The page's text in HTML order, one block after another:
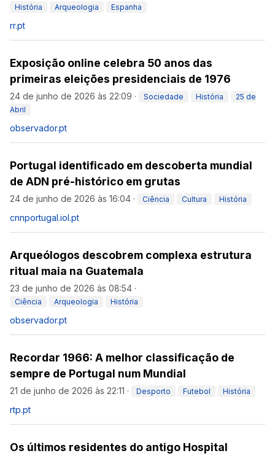
História Arqueologia Espanha
rr.pt
Exposição online celebra 50 anos das
primeiras eleições presidenciais de 1976
24 de junho de 2026 às 22:09 · Sociedade História
25 de
Abril
observador.pt
Portugal identificado em descoberta mundial
de ADN pré-histórico em grutas
24 de junho de 2026 às 16:04 · Ciência Cultura História
cnnportugal.iol.pt
Arqueólogos descobrem complexa estrutura
ritual maia na Guatemala
23 de junho de 2026 às 08:54 ·
Ciência Arqueologia História
observador.pt
Recordar 1966: A melhor classificação de
sempre de Portugal num Mundial
21 de junho de 2026 às 22:11 · Desporto Futebol História
rtp.pt
Os últimos residentes do antigo Hospital